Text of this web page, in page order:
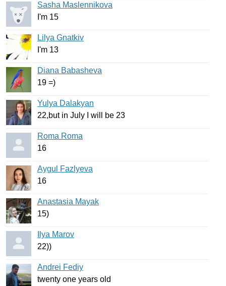
Sasha Maslennikova
I'm 15
Lilya Gnatkiv
I'm 13
Diana Babasheva
19 =)
Yulya Dalakyan
22,but in July will be 23
Roma Roma
16
Aygul Fazlyeva
16
Anastasia Mayak
15)
Ilya Marov
22))
Andrei Fediy
twenty one years old